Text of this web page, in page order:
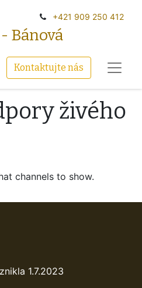
Bánová
+‭421 909 250 412‬
Kontaktujte nás
živého
channels to show.
1.7.2023